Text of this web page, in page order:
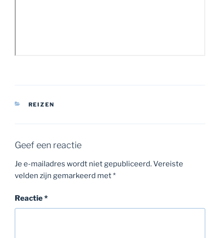
CATEGORIEËN
REIZEN
Geef een reactie
Je e-mailadres wordt niet gepubliceerd.Vereiste
velden zijn gemarkeerd met*
Reactie*